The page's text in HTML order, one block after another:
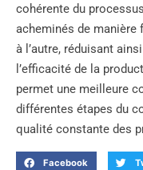
cohérente du
acheminés de manière
à l’autre, réduisant
l’efficacité de la
permet une meilleure
différentes étapes du
qualité constante des
Facebook